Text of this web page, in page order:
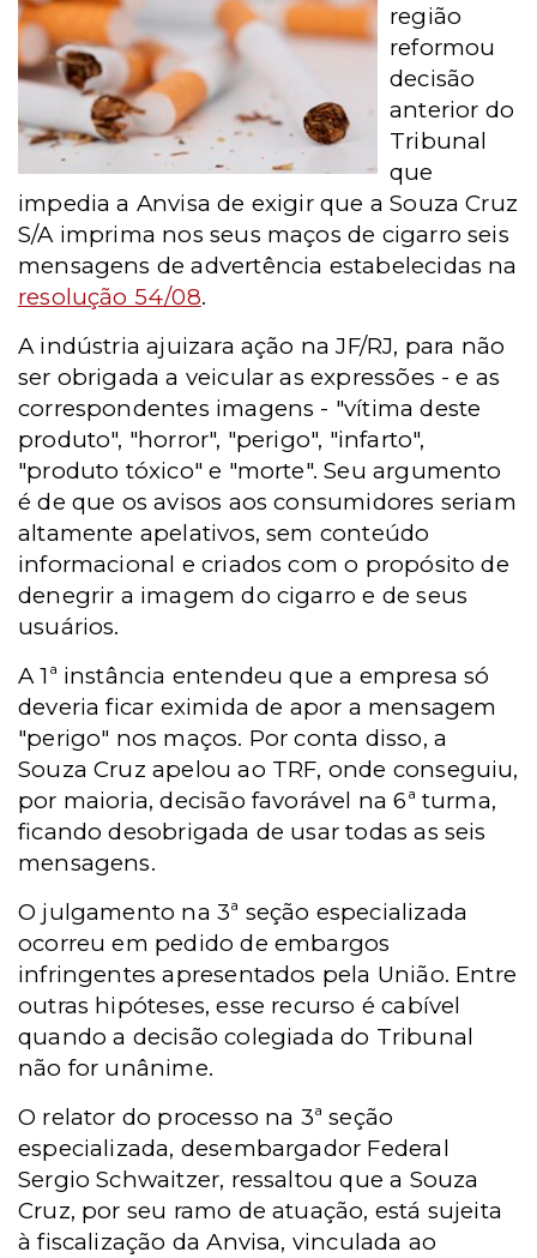
região
reformou
decisão
anterior do
Tribunal
que
impedia a Anvisa de exigir que a Souza Cruz
S/A imprima nos seus maços de cigarro seis
mensagens de advertência estabelecidas na
resolução 54/08.
A indústria ajuizara ação na JF/RJ, para não
ser obrigada a veicular as expressões - e as
correspondentes imagens - "vítima deste
produto", "horror", "perigo", "infarto",
"produto tóxico" e "morte". Seu argumento
é de que os avisos aos consumidores seriam
altamente apelativos, sem conteúdo
informacional e criados com o propósito de
denegrir a imagem do cigarro e de seus
usuários.
A 1ª instância entendeu que a empresa só
deveria ficar eximida de apor a mensagem
"perigo" nos maços. Por conta disso, a
Souza Cruz apelou ao TRF, onde conseguiu,
por maioria, decisão favorável na 6ª turma,
ficando desobrigada de usar todas as seis
mensagens.
O julgamento na 3ª seção especializada
ocorreu em pedido de embargos
infringentes apresentados pela União. Entre
outras hipóteses, esse recurso é cabível
quando a decisão colegiada do Tribunal
não for unânime.
O relator do processo na 3ª seção
especializada, desembargador Federal
Sergio Schwaitzer, ressaltou que a Souza
Cruz, por seu ramo de atuação, está sujeita
à fiscalização da Anvisa, vinculada ao